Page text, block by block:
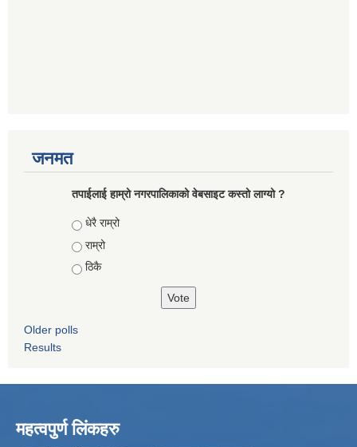
जनमत
तपाईलाई हाम्रो नगरपालिकाको वेबसाइट कस्तो लाग्यो ?
Choices
धेरै राम्रो
राम्रो
ठिकै
Older polls
Results
महत्वपुर्ण लिंकहरु